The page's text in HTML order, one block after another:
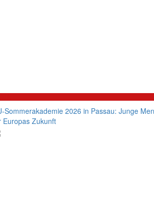
Sommerakademie 2026 in Passau: Junge
Europas Zukunft